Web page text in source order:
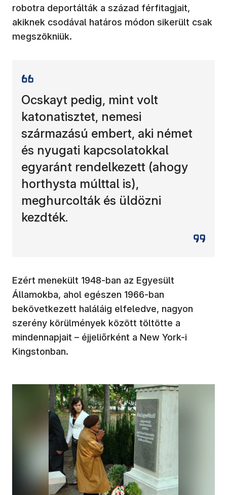
robotra deportálták a század férfitagjait,
akiknek csodával határos módon sikerült csak
megszökniük.
Ocskayt pedig, mint volt
katonatisztet, nemesi
származású embert, aki német
és nyugati kapcsolatokkal
egyaránt rendelkezett (ahogy
horthysta múlttal is),
meghurcolták és üldözni
kezdték.
Ezért menekült 1948-ban az Egyesült
Államokba, ahol egészen 1966-ban
bekövetkezett haláláig elfeledve, nagyon
szerény körülmények között töltötte a
mindennapjait – éjjeliőrként a New York-i
Kingstonban.